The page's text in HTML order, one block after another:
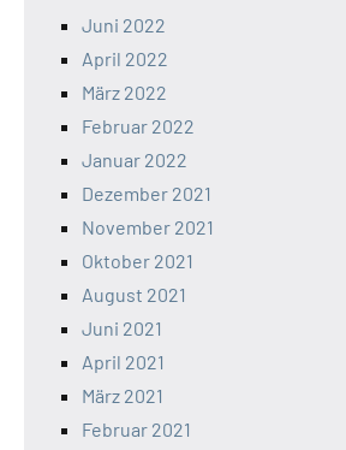
Juni 2022
April 2022
März 2022
Februar 2022
Januar 2022
Dezember 2021
November 2021
Oktober 2021
August 2021
Juni 2021
April 2021
März 2021
Februar 2021